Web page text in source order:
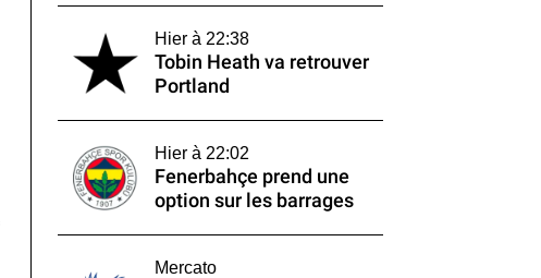
Hier à 22:38
Tobin Heath va retrouver
Portland
Hier à 22:02
Fenerbahçe prend une
option sur les barrages
Mercato